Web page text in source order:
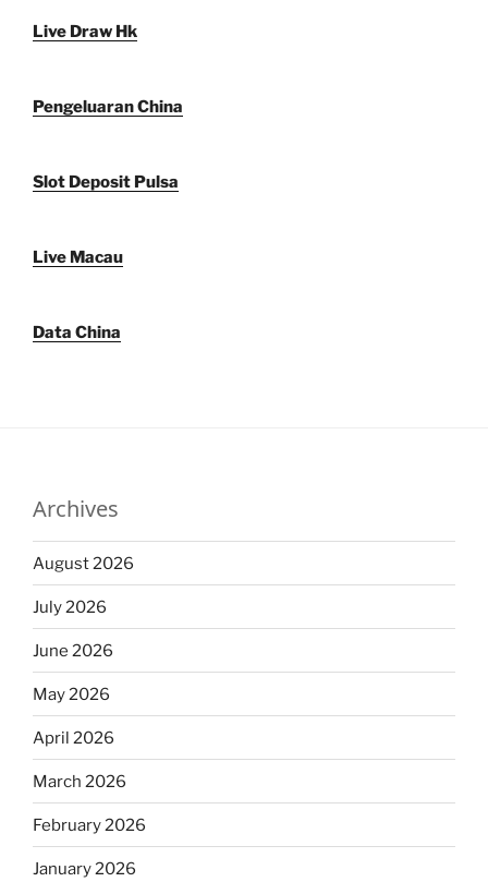
Live Draw Hk
Pengeluaran China
Slot Deposit Pulsa
Live Macau
Data China
Archives
August 2026
July 2026
June 2026
May 2026
April 2026
March 2026
February 2026
January 2026